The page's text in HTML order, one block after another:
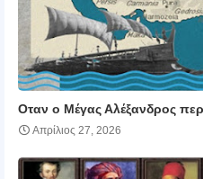
Οταν ο Μέγας Αλέξανδρος
Απρίλιος 27, 2026